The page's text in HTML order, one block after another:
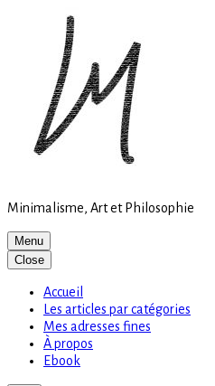
Minimalisme, Art et Philosophie
Menu
Close
Accueil
Les articles par catégories
Mes adresses fines
À propos
Ebook